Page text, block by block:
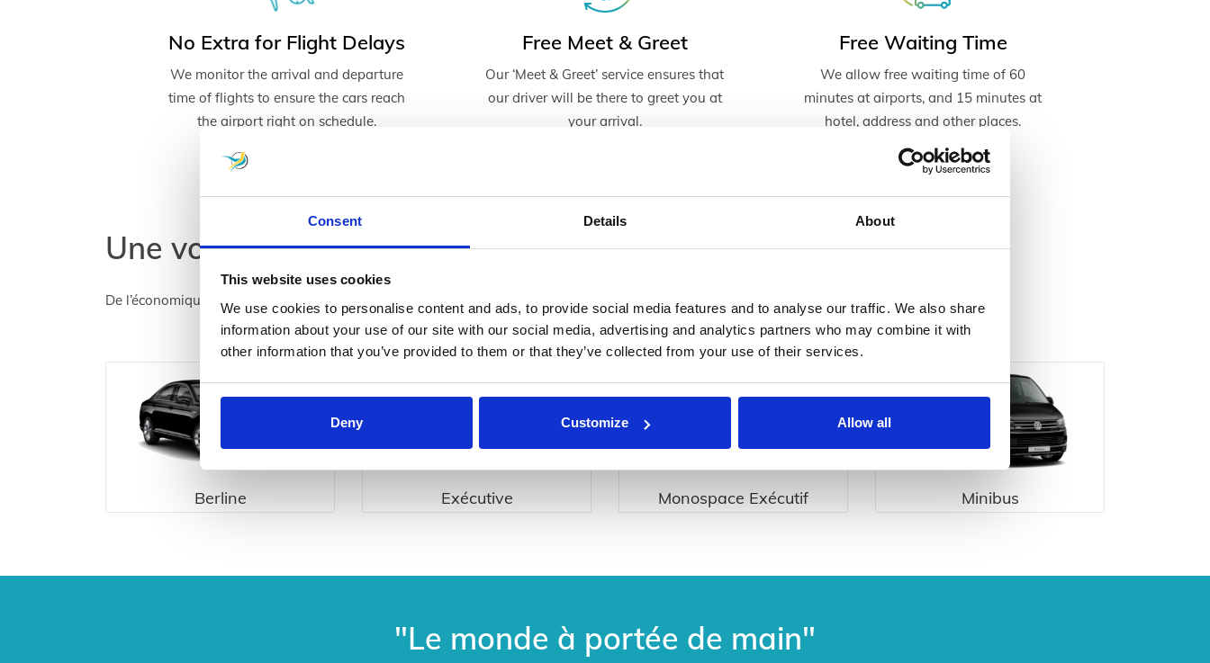
Consent Details About
This website uses cookies
We use cookies to personalise content and ads, to provide social media features and to analyse our traffic. We also share
information about your use of our site with our social media, advertising and analytics partners who may combine it with
other information that you’ve provided to them or that they’ve collected from your use of their services.
Deny Customize Allow all
No Extra for Flight Delays
We monitor the arrival and departure
time of flights to ensure the cars reach
the airport right on schedule.
Free Meet & Greet
Our ‘Meet & Greet’ service ensures that
our driver will be there to greet you at
your arrival.
Free Waiting Time
We allow free waiting time of 60
minutes at airports, and 15 minutes at
hotel, address and other places.
Une voiture pour tous les budgets et toutes les occasions
De l’économique au luxe, nous avons tout ce qu’il vous faut pour répondre à tous vos besoins de voyage.
Berline Exécutive Monospace Exécutif Minibus
"Le monde à portée de main"